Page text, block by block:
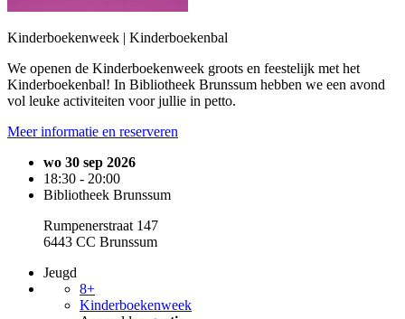
Kinderboekenweek | Kinderboekenbal
We openen de Kinderboekenweek groots en feestelijk met het
Kinderboekenbal! In Bibliotheek Brunssum hebben we een avond
vol leuke activiteiten voor jullie in petto.
Meer informatie en reserveren
wo 30 sep 2026
18:30 - 20:00
Bibliotheek Brunssum
Rumpenerstraat 147
6443 CC Brunssum
Jeugd
8+
Kinderboekenweek